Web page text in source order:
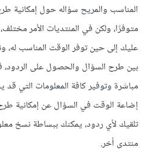
المناسب والمريح سؤاله حول إمكانية
متوفرًا، ولكن في المنتديات الأمر
عليك إلى حين توفر الوقت المناسب له،
بين طرح السؤال والحصول على
مباشرة وتوفير كافة المعلومات التي
إضاعة الوقت في السؤال عن إمكانية
تلقيك لأي ردود، يمكنك ببساطة نسخ
منتدى أخر.